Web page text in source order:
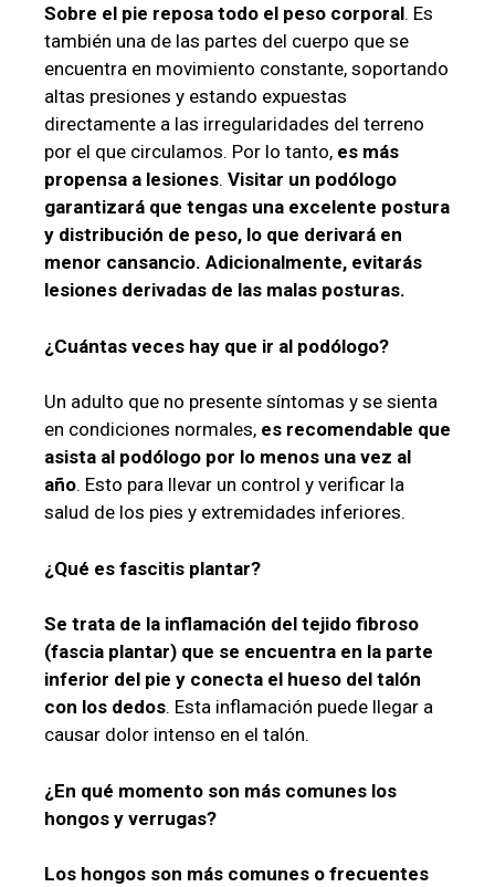
Sobre el pie reposa todo el peso corporal. Es
también una de las partes del cuerpo que se
encuentra en movimiento constante, soportando
altas presiones y estando expuestas
directamente a las irregularidades del terreno
por el que circulamos. Por lo tanto, es más
propensa a lesiones. Visitar un podólogo
garantizará que tengas una excelente postura
y distribución de peso, lo que derivará en
menor cansancio. Adicionalmente, evitarás
lesiones derivadas de las malas posturas.
¿Cuántas veces hay que ir al podólogo?
Un adulto que no presente síntomas y se sienta
en condiciones normales, es recomendable que
asista al podólogo por lo menos una vez al
año. Esto para llevar un control y verificar la
salud de los pies y extremidades inferiores.
¿Qué es fascitis plantar?
Se trata de la inflamación del tejido fibroso
(fascia plantar) que se encuentra en la parte
inferior del pie y conecta el hueso del talón
con los dedos. Esta inflamación puede llegar a
causar dolor intenso en el talón.
¿En qué momento son más comunes los
hongos y verrugas?
Los hongos son más comunes o frecuentes